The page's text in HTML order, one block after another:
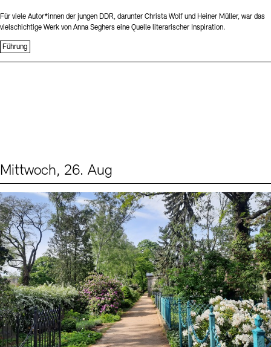
Für viele Autor*innen der jungen DDR, darunter Christa Wolf und Heiner Müller, war das
vielschichtige Werk von Anna Seghers eine Quelle literarischer Inspiration.
Führung
Mittwoch, 26. Aug